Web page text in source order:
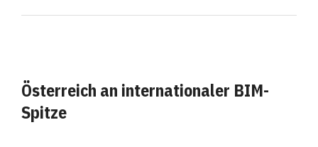
Österreich an internationaler BIM-
Spitze